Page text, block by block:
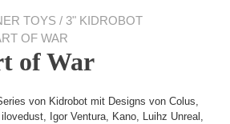
TOYS / 3" KIDROBOT
OF WAR
of War
von Kidrobot mit Designs von Colus,
Igor Ventura, Kano, Luihz Unreal,